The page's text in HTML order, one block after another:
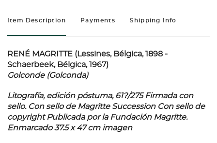
Item Description Payments Shipping Info
RENÉ MAGRITTE (Lessines, Bélgica, 1898 -
Schaerbeek, Bélgica, 1967)
Golconde (Golconda)
Litografía, edición póstuma, 61?/275 Firmada con
sello. Con sello de Magritte Succession Con sello de
copyright Publicada por la Fundación Magritte.
Enmarcado 37.5 x 47 cm imagen